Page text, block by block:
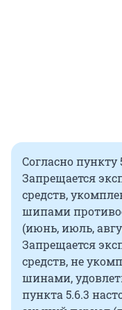
Согласно пункту
Запрещается
средств,
шипами
(июнь, июль,
Запрещается
средств, не
шинами,
пункта 5.6.3